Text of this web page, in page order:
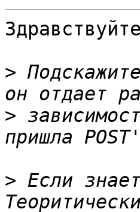
>
>
> Если